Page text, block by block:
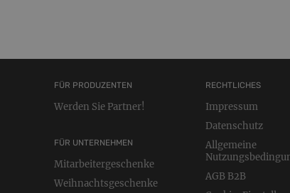
FÜR PRODUZENTEN
Werden Sie Partner!
FÜR UNTERNEHMEN
Mitarbeitergeschenke
Weihnachtsgeschenke
RECHTLICHES
Impressum
Datenschutz
Allgemeine
AGB B2B